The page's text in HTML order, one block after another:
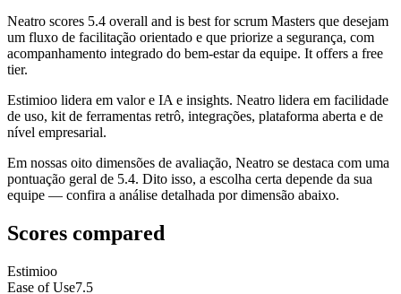
Neatro scores 5.4 overall and is best for scrum Masters que desejam
um fluxo de facilitação orientado e que priorize a segurança, com
acompanhamento integrado do bem-estar da equipe. It offers a free
tier.
Estimioo lidera em valor e IA e insights. Neatro lidera em facilidade
de uso, kit de ferramentas retrô, integrações, plataforma aberta e de
nível empresarial.
Em nossas oito dimensões de avaliação, Neatro se destaca com uma
pontuação geral de 5.4. Dito isso, a escolha certa depende da sua
equipe — confira a análise detalhada por dimensão abaixo.
Scores compared
Estimioo
Ease of Use7.5